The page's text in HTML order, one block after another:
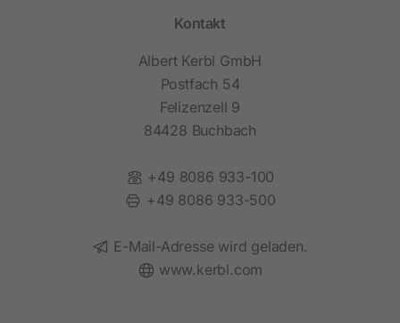
Kontakt
Albert Kerbl GmbH
Postfach 54
Felizenzell 9
84428 Buchbach
Telefon:
+49 8086 933-100
Fax:
+49 8086 933-500
E-Mail:
E-Mail-Adresse wird geladen.
Website:
www.kerbl.com